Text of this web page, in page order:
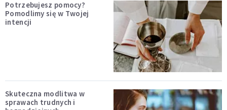
Potrzebujesz pomocy?
Pomodlimy się w Twojej
intencji
Skuteczna modlitwa w
sprawach trudnych i